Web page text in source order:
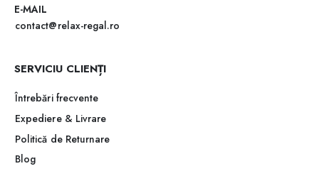
E-MAIL
contact@relax-regal.ro
SERVICIU CLIENȚI
Întrebări frecvente
Expediere & Livrare
Politică de Returnare
Blog